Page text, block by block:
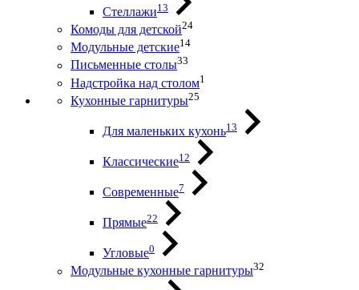
Стеллажи13
Комоды для детской24
Модульные детские14
Письменные столы33
Надстройка над столом1
Кухонные гарнитуры25
Для маленьких кухонь13
Классические12
Современные7
Прямые22
Угловые0
Модульные кухонные гарнитуры32